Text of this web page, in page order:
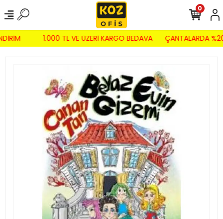
1.000 TL VE ÜZERİ KARGO BEDAVA ÇANTALARDA
0